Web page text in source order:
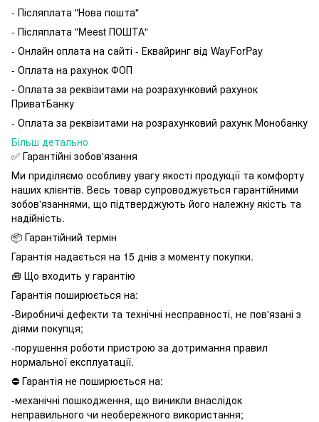
- Післяплата "Нова пошта"
- Післяплата "Meest ПОШТА"
- Онлайн оплата на сайті - Еквайринг від WayForPay
- Оплата на рахунок ФОП
- Оплата за реквізитами на розрахунковий рахунок
ПриватБанку
- Оплата за реквізитами на розрахунковий рахунк Монобанку
Більш детально
✅ Гарантійні зобов'язання
Ми приділяємо особливу увагу якості продукції та комфорту
наших клієнтів. Весь товар супроводжується гарантійними
зобов'язаннями, що підтверджують його належну якість та
надійність.
📦 Гарантійний термін
Гарантія надається на 15 днів з моменту покупки.
🧰 Що входить у гарантію
Гарантія поширюється на:
-Виробничі дефекти та технічні несправності, не пов'язані з
діями покупця;
-порушення роботи пристрою за дотримання правил
нормальної експлуатації.
⛔️ Гарантія не поширюється на:
-механічні пошкодження, що виникли внаслідок
неправильного чи необережного використання;